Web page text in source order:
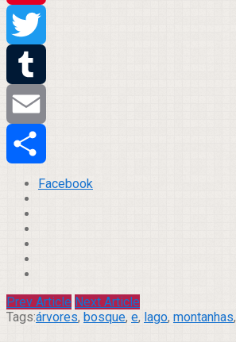
Pinterest
Twitter
Tumblr
Email
Compartilhar
Facebook
Prev Article Next Article
Tags:árvores, bosque, e, lago, montanhas,